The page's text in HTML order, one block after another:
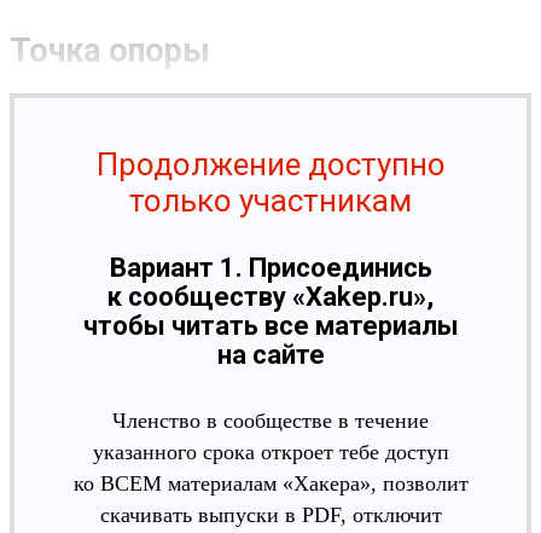
Точка опоры
Продолжение доступно
только участникам
Вариант 1. Присоединись
к сообществу «Xakep.ru»,
чтобы читать все материалы
на сайте
Членство в сообществе в течение
указанного срока откроет тебе доступ
ко ВСЕМ материалам «Хакера», позволит
скачивать выпуски в PDF, отключит